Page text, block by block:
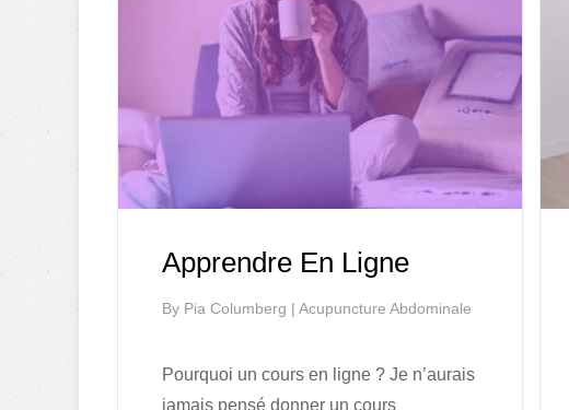
Apprendre En Ligne
By Pia Columberg | Acupuncture Abdominale
Pourquoi un cours en ligne ? Je n’aurais
jamais pensé donner un cours